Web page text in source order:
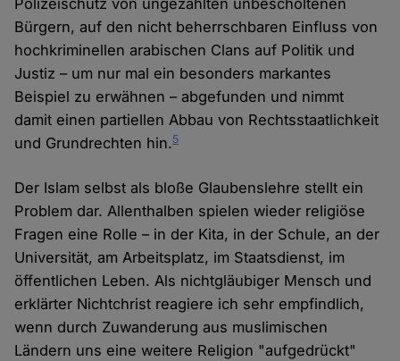
Polizeischutz von ungezählten unbescholtenen
Bürgern, auf den nicht beherrschbaren Einfluss von
hochkriminellen arabischen Clans auf Politik und
Justiz – um nur mal ein besonders markantes
Beispiel zu erwähnen – abgefunden und nimmt
damit einen partiellen Abbau von Rechtsstaatlichkeit
und Grundrechten hin.5
Der Islam selbst als bloße Glaubenslehre stellt ein
Problem dar. Allenthalben spielen wieder religiöse
Fragen eine Rolle – in der Kita, in der Schule, an der
Universität, am Arbeitsplatz, im Staatsdienst, im
öffentlichen Leben. Als nichtgläubiger Mensch und
erklärter Nichtchrist reagiere ich sehr empfindlich,
wenn durch Zuwanderung aus muslimischen
Ländern uns eine weitere Religion "aufgedrückt"